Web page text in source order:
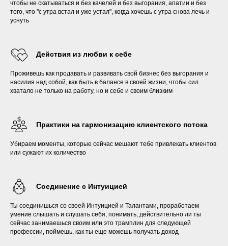
чтобы не скатываться и без качелей и без выгорания, апатии и без
того, что "с утра встал и уже устал", когда хочешь с утра снова лечь и
уснуть
Действия из любви к себе
Проживешь как продавать и развивать свой бизнес без выгорания и
насилия над собой, как быть в балансе в своей жизни, чтобы сил
хватало не только на работу, но и себе и своим близким
Практики на гармонизацию клиентского потока
Убираем моменты, которые сейчас мешают тебе привлекать клиентов
или сужают их количество
Соединение с Интуицией
Ты соединишься со своей Интуицией и Талантами, проработаем
умение слышать и слушать себя, понимать, действительно ли ты
сейчас занимаешься своим или это трамплин для следующей
профессии, поймешь, как ты еще можешь получать доход